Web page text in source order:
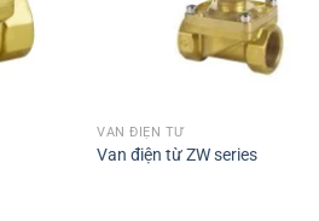
VAN ĐIỆN TỪ
Van điện từ ZW series